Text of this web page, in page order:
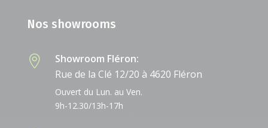
Nos showrooms

Showroom Fléron:
Rue de la Clé 12/20 à 4620 Fléron
Ouvert du Lun. au Ven.
9h-12.30/13h-17h